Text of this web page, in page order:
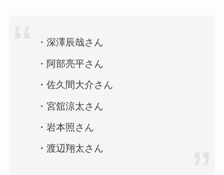
・深澤辰哉さん
・阿部亮平さん
・佐久間大介さん
・宮舘涼太さん
・岩本照さん
・渡辺翔太さん